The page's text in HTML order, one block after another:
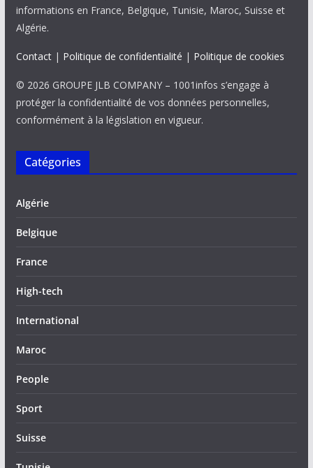
informations en France, Belgique, Tunisie, Maroc, Suisse et
Algérie.
Contact| Politique de confidentialité | Politique de cookies
© 2026 GROUPE JLB COMPANY – 1001infos s’engage à
protéger la confidentialité de vos données personnelles,
conformément à la législation en vigueur.
Catégories
Algérie
Belgique
France
High-tech
International
Maroc
People
Sport
Suisse